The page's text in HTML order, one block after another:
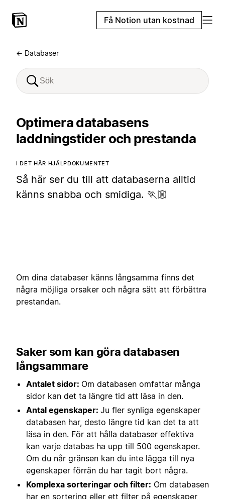
Få Notion utan kostnad
← Databaser
Optimera databasens
laddningstider och prestanda
I DET HÄR HJÄLPDOKUMENTET
Så här ser du till att databaserna alltid
känns snabba och smidiga. 🏃🏼
Om dina databaser känns långsamma finns det
några möjliga orsaker och några sätt att förbättra
prestandan.
Saker som kan göra databasen
långsammare
Antalet sidor: Om databasen omfattar många
sidor kan det ta längre tid att läsa in den.
Antal egenskaper: Ju fler synliga egenskaper
databasen har, desto längre tid kan det ta att
läsa in den. För att hålla databaser effektiva
kan varje databas ha upp till 500 egenskaper.
Om du når gränsen kan du inte lägga till nya
egenskaper förrän du har tagit bort några.
Komplexa sorteringar och filter: Om databasen
har en sortering eller ett filter på egenskaper